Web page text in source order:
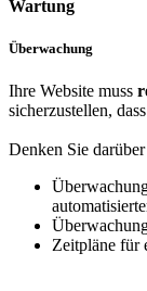
Wartung
Überwachung
Ihre Website muss
sicherzustellen,
Denken Sie
Zeitpläne für